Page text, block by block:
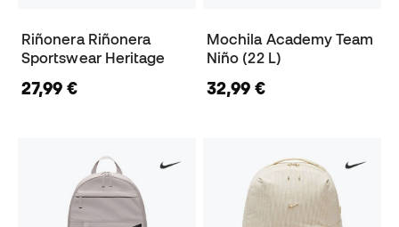
Riñonera Riñonera
Sportswear Heritage
27,99 €
Mochila Academy Team
Niño (22 L)
32,99 €